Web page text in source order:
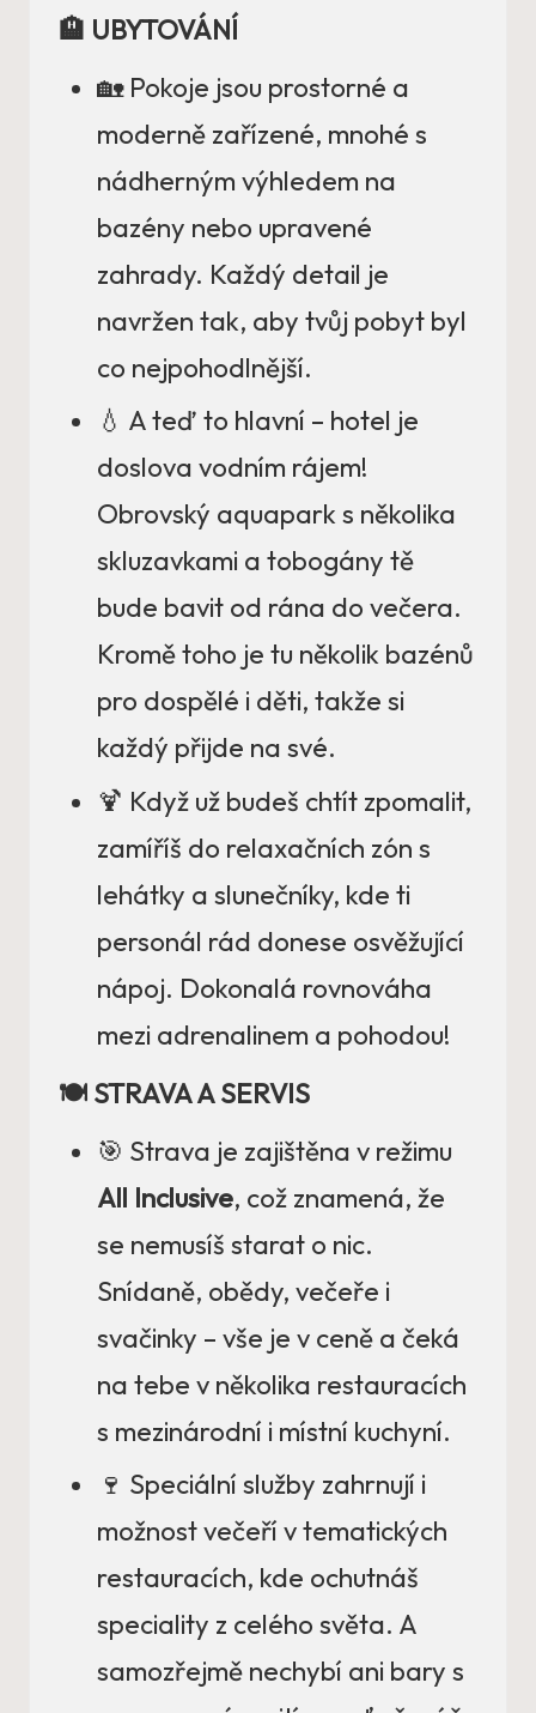
🏨 UBYTOVÁNÍ
🏡 Pokoje jsou prostorné a
moderně zařízené, mnohé s
nádherným výhledem na
bazény nebo upravené
zahrady. Každý detail je
navržen tak, aby tvůj pobyt byl
co nejpohodlnější.
💧 A teď to hlavní – hotel je
doslova vodním rájem!
Obrovský aquapark s několika
skluzavkami a tobogány tě
bude bavit od rána do večera.
Kromě toho je tu několik bazénů
pro dospělé i děti, takže si
každý přijde na své.
🍹 Když už budeš chtít zpomalit,
zamíříš do relaxačních zón s
lehátky a slunečníky, kde ti
personál rád donese osvěžující
nápoj. Dokonalá rovnováha
mezi adrenalinem a pohodou!
🍽️ STRAVA A SERVIS
🎯 Strava je zajištěna v režimu
All Inclusive, což znamená, že
se nemusíš starat o nic.
Snídaně, obědy, večeře i
svačinky – vše je v ceně a čeká
na tebe v několika restauracích
s mezinárodní i místní kuchyní.
🍷 Speciální služby zahrnují i
možnost večeří v tematických
restauracích, kde ochutnáš
speciality z celého světa. A
samozřejmě nechybí ani bary s